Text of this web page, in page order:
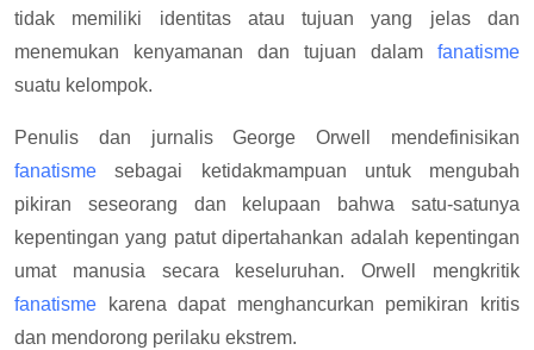
tidak memiliki identitas atau tujuan yang jelas dan
menemukan kenyamanan dan tujuan dalam fanatisme
suatu kelompok.
Penulis dan jurnalis George Orwell mendefinisikan
fanatisme sebagai ketidakmampuan untuk mengubah
pikiran seseorang dan kelupaan bahwa satu-satunya
kepentingan yang patut dipertahankan adalah kepentingan
umat manusia secara keseluruhan. Orwell mengkritik
fanatisme karena dapat menghancurkan pemikiran kritis
dan mendorong perilaku ekstrem.